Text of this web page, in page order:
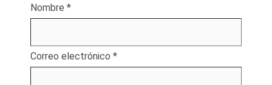
Nombre *
Correo electrónico *